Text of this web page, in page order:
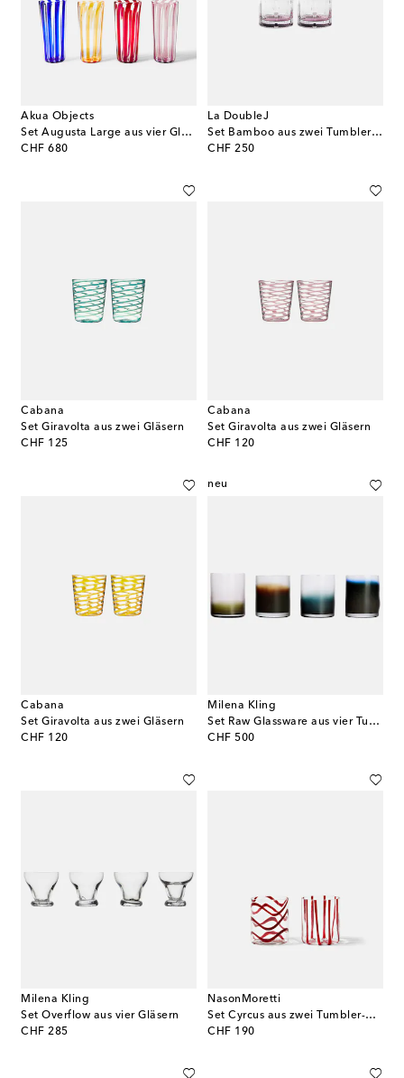
Akua Objects
Set Augusta Large aus vier Gläsern
CHF 680
original price
La DoubleJ
Set Bamboo aus zwei Tumbler-Gläsern
CHF 250
original price
Cabana
Set Giravolta aus zwei Gläsern
CHF 125
original price
Cabana
Set Giravolta aus zwei Gläsern
CHF 120
original price
Cabana
Set Giravolta aus zwei Gläsern
CHF 120
original price
neu
Milena Kling
Set Raw Glassware aus vier Tumbler-Gläsern
CHF 500
original price
Milena Kling
Set Overflow aus vier Gläsern
CHF 285
original price
NasonMoretti
Set Cyrcus aus zwei Tumbler-Gläsern
CHF 190
original price